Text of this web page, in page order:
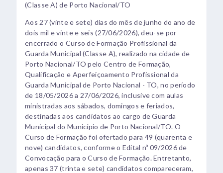
(Classe A) de Porto Nacional/TO
Aos 27 (vinte e sete) dias do mês de junho do ano de
dois mil e vinte e seis (27/06/2026), deu-se por
encerrado o Curso de Formação Profissional da
Guarda Municipal (Classe A), realizado na cidade de
Porto Nacional/TO pelo Centro de Formação,
Qualificação e Aperfeiçoamento Profissional da
Guarda Municipal de Porto Nacional - TO, no período
de 18/05/2026 a 27/06/2026, inclusive com aulas
ministradas aos sábados, domingos e feriados,
destinadas aos candidatos ao cargo de Guarda
Municipal do Município de Porto Nacional/TO. O
Curso de Formação foi ofertado para 49 (quarenta e
nove) candidatos, conforme o Edital nº 09/2026 de
Convocação para o Curso de Formação. Entretanto,
apenas 37 (trinta e sete) candidatos compareceram,